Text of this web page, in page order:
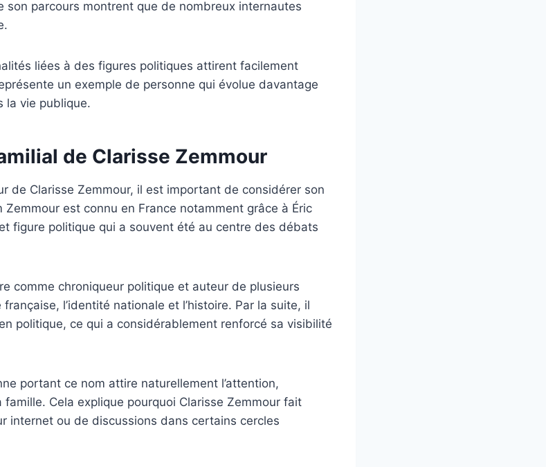
son parcours montrent que de nombreux internautes
liées à des figures politiques attirent facilement
un exemple de personne qui évolue davantage
la vie publique.
de Clarisse Zemmour
de Clarisse Zemmour, il est important de considérer son
est connu en France notamment grâce à Éric
figure politique qui a souvent été au centre des débats
comme chroniqueur politique et auteur de plusieurs
l’identité nationale et l’histoire. Par la suite, il
politique, ce qui a considérablement renforcé sa visibilité
portant ce nom attire naturellement l’attention,
Cela explique pourquoi Clarisse Zemmour fait
internet ou de discussions dans certains cercles